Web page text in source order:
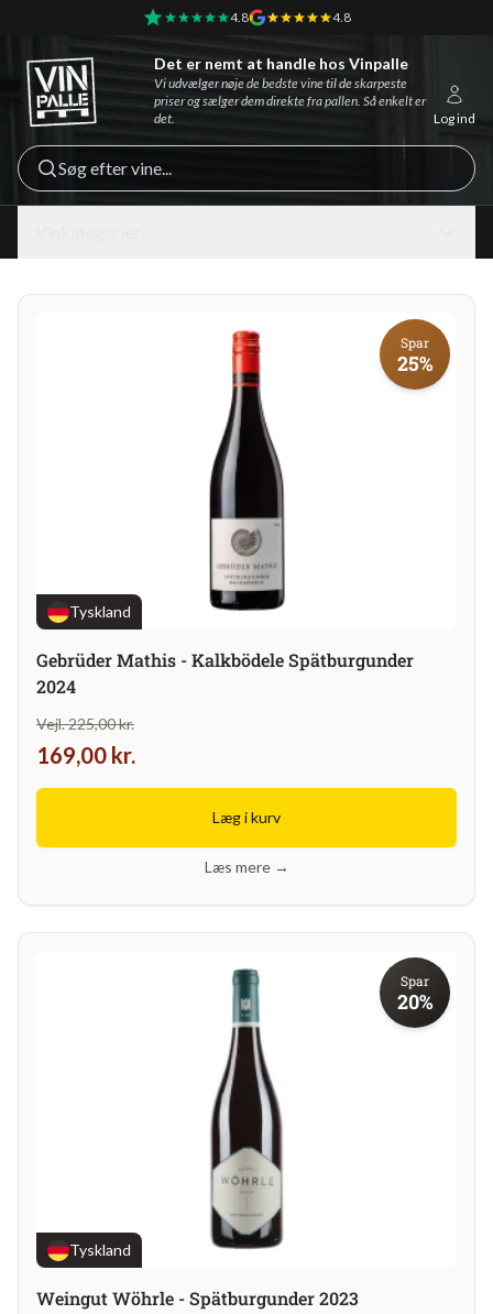
4.8 4.8
Vinpalle - Forside
Log ind
Det er nemt at handle hos Vinpalle
Vi udvælger nøje de bedste vine til de skarpeste
priser og sælger dem direkte fra pallen. Så enkelt er
det.
Søg efter vine...
Spar
25%
Tyskland
Gebrüder Mathis - Kalkbödele Spätburgunder
2024
Vejl. 225,00 kr.
169,00 kr.
Læg i kurv
Læs mere →
Spar
20%
Tyskland
Weingut Wöhrle - Spätburgunder 2023